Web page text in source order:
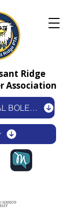
SUSCRIPCIÓN AL BOLETÍN ELECTRÓNICO
Ridge
Association